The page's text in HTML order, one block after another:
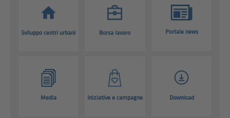
Sviluppo centri urbani Borsa lavoro Portale news
Media Iniziative e campagne Download